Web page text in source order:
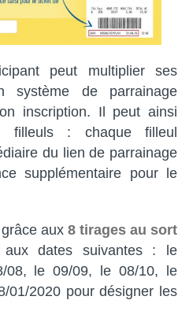
peut multiplier ses
système de parrainage
inscription. Il peut ainsi
filleuls : chaque filleul
du lien de parrainage
supplémentaire pour le
aux 8 tirages au sort
aux dates suivantes : le
08, le 09/09, le 08/10, le
01/2020 pour désigner les